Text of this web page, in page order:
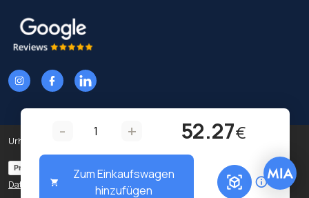
- + 52.27€
Zum Einkaufswagen
hinzufügen
Urheberrecht © Terzi Service S.r.l. - Alle Rechte vorbehalten.
Privacy Policy
Datenschutz-Präferenzen